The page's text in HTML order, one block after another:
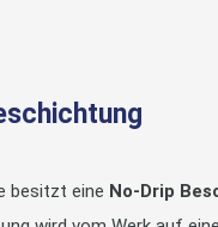
besitzt eine No-Drip